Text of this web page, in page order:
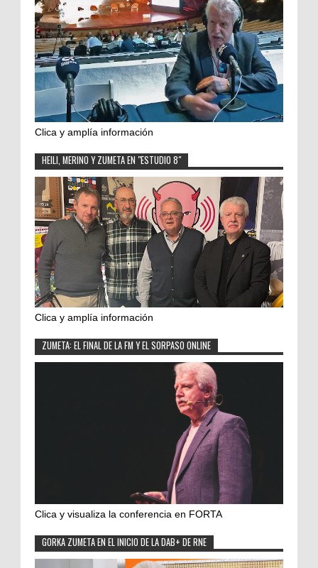
Clica y amplía información
HEILI, MERINO Y ZUMETA EN "ESTUDIO 8"
Clica y amplía información
ZUMETA: EL FINAL DE LA FM Y EL SORPASO ONLINE
Clica y visualiza la conferencia en FORTA
GORKA ZUMETA EN EL INICIO DE LA DAB+ DE RNE